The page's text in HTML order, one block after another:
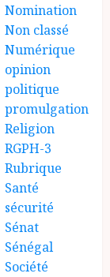
Nomination
Non classé
Numérique
opinion
politique
promulgation
Religion
RGPH-3
Rubrique
Santé
sécurité
Sénat
Sénégal
Société